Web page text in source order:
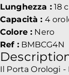
Lunghezza :18
Capacità : 4
Colore : Nero
Ref :BMBCG4N
Il Porta Orologi